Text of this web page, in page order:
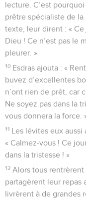
lecture. C’est
prêtre spécialiste de
texte, leur dirent : «
Dieu ! Ce n’est pas le
pleurer. »
10 Esdras ajouta : «
buvez d’excellentes
n’ont rien de prêt, car
Ne soyez pas dans la
vous donnera la force.
11 Les lévites eux
« Calmez-vous ! Ce
dans la tristesse ! »
12 Alors tous
partagèrent leur repas
livrèrent à de grandes